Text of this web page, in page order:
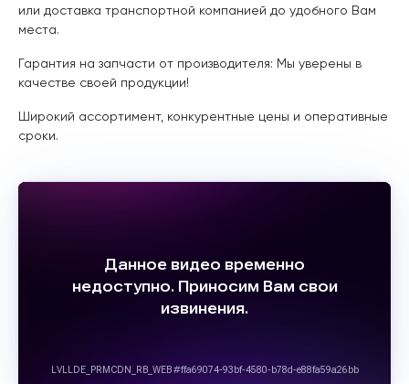
или доставка транспортной компанией до удобного Вам
места.
Гарантия на запчасти от производителя: Мы уверены в
качестве своей продукции!
Широкий ассортимент, конкурентные цены и оперативные
сроки.